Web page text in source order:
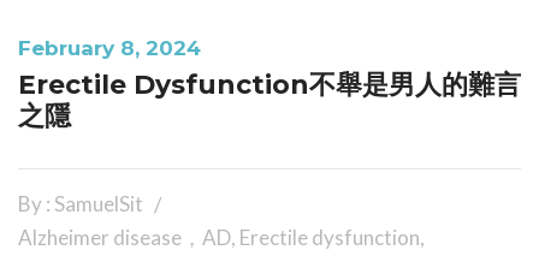
February 8, 2024
Erectile Dysfunction不舉是男人的難言
之隱
By : SamuelSit
Alzheimer disease，AD, Erectile dysfunction,